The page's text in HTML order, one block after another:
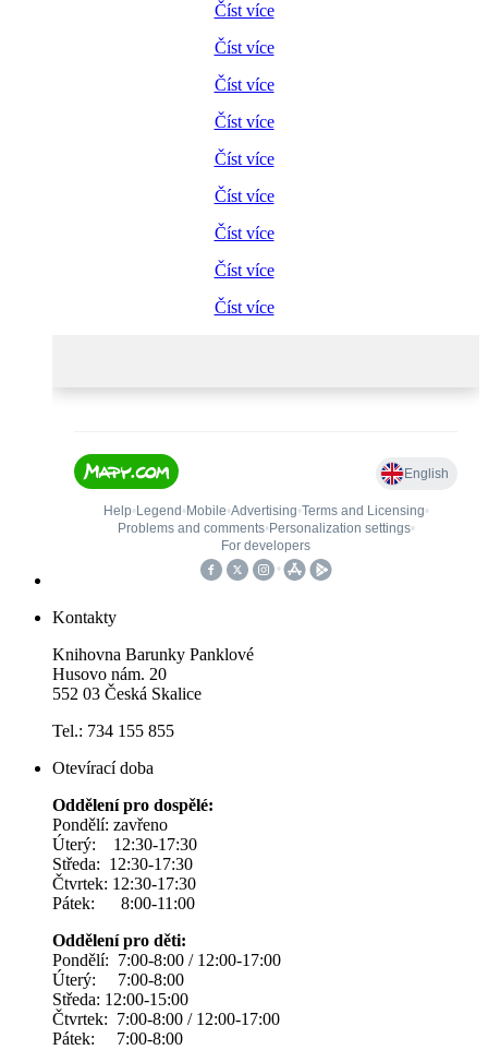
Číst více
Číst více
Číst více
Číst více
Číst více
Číst více
Číst více
Číst více
Číst více
Kontakty
Knihovna Barunky Panklové
Husovo nám. 20
552 03 Česká Skalice
Tel.: 734 155 855
Otevírací doba
Oddělení pro dospělé:
Pondělí: zavřeno
Úterý: 12:30-17:30
Středa: 12:30-17:30
Čtvrtek: 12:30-17:30
Pátek: 8:00-11:00
Oddělení pro děti:
Pondělí: 7:00-8:00 / 12:00-17:00
Úterý: 7:00-8:00
Středa: 12:00-15:00
Čtvrtek: 7:00-8:00 / 12:00-17:00
Pátek: 7:00-8:00